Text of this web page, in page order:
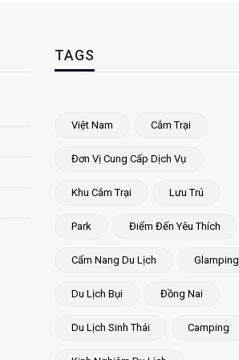
TAGS
Việt Nam Cắm Trại
Đơn Vị Cung Cấp Dịch Vụ
Khu Cắm Trại Lưu Trú
Park Điểm Đến Yêu Thích
Cẩm Nang Du Lịch Glamping
Du Lịch Bụi Đồng Nai
Du Lịch Sinh Thái Camping